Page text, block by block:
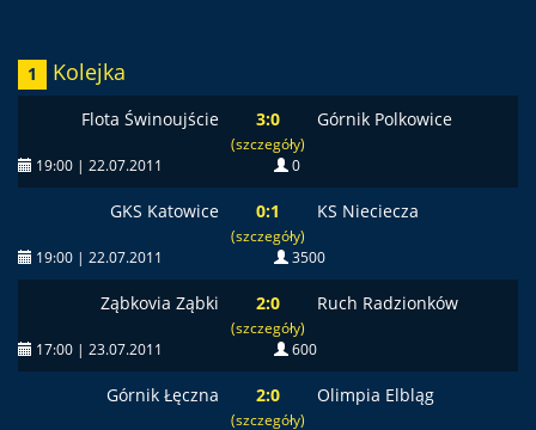
1 Kolejka
Flota Świnoujście 3:0
(szczegóły)
Górnik Polkowice
19:00 | 22.07.2011 0
GKS Katowice 0:1
(szczegóły)
KS Nieciecza
19:00 | 22.07.2011 3500
Ząbkovia Ząbki 2:0
(szczegóły)
Ruch Radzionków
17:00 | 23.07.2011 600
Górnik Łęczna 2:0
(szczegóły)
Olimpia Elbląg